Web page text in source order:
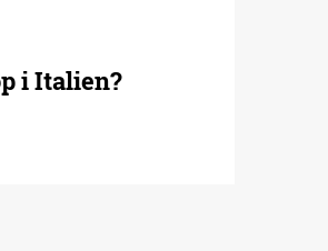
i Italien?